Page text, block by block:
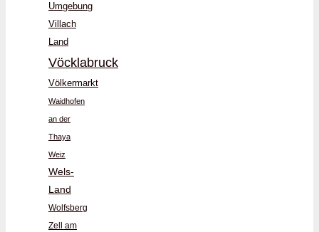
Umgebung
Villach
Land
Vöcklabruck
Völkermarkt
Waidhofen
an der
Thaya
Weiz
Wels-
Land
Wolfsberg
Zell am